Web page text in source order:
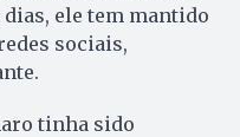
ele tem mantido
sociais,
tinha sido